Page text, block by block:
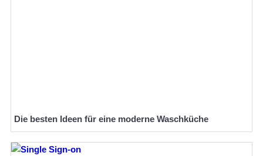
Die besten Ideen für eine moderne Waschküche